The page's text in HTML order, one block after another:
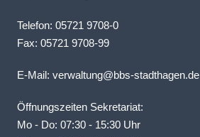
Telefon: 05721 9708-0
Fax: 05721 9708-99
E-Mail: verwaltung@bbs-stadthagen.de
Öffnungszeiten Sekretariat:
Mo - Do: 07:30 - 15:30 Uhr